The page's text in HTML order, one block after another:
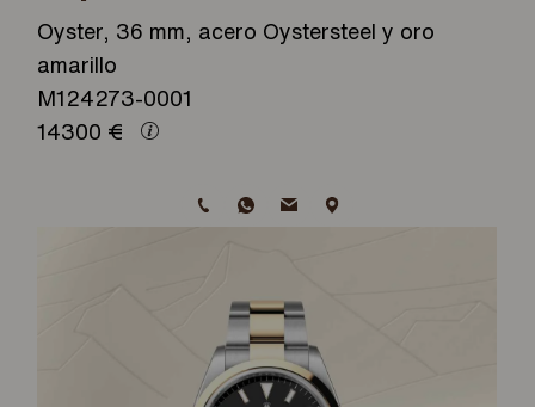
Oyster, 36 mm, acero Oystersteel y oro
amarillo
M124273-0001
14300 €